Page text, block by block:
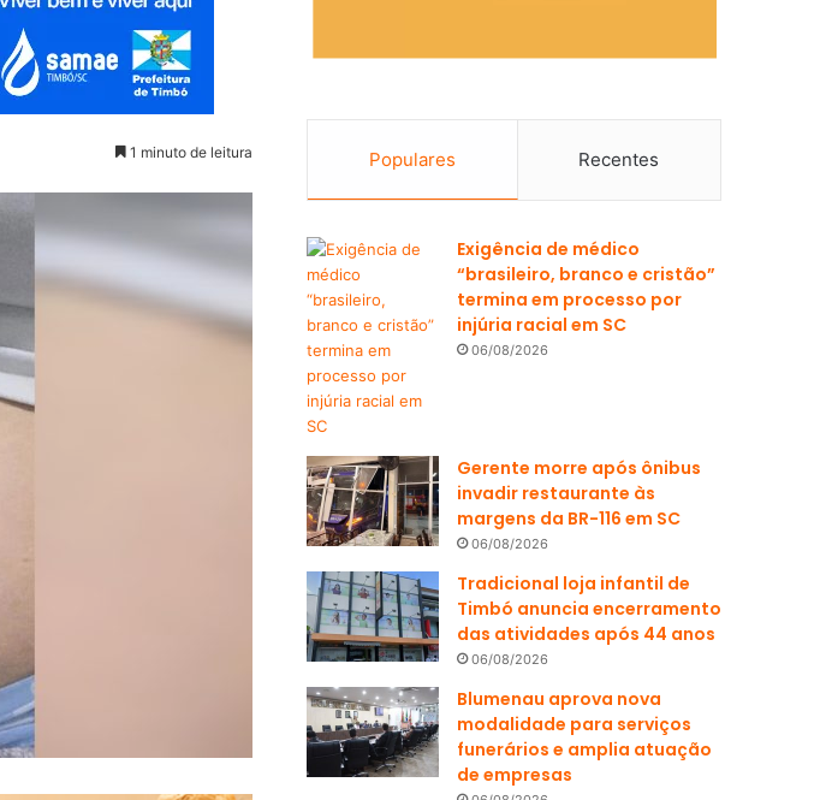
1 minuto de leitura Populares Recentes
Exigência de médico
“brasileiro, branco e cristão”
termina em processo por
injúria racial em SC
06/08/2026
Gerente morre após ônibus
invadir restaurante às
margens da BR-116 em SC
06/08/2026
Tradicional loja infantil de
Timbó anuncia encerramento
das atividades após 44 anos
06/08/2026
Blumenau aprova nova
modalidade para serviços
funerários e amplia atuação
de empresas